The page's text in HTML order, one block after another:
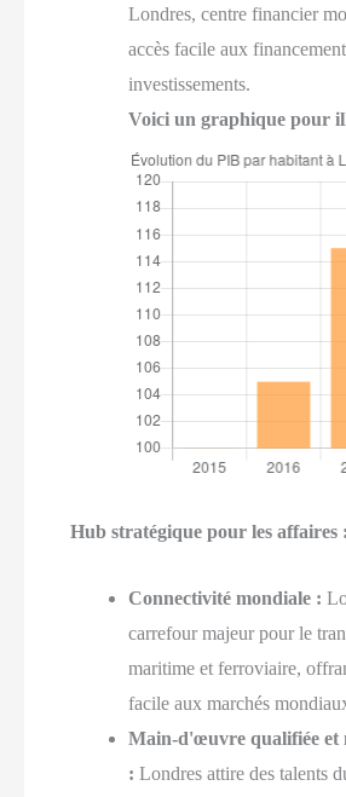
Londres, centre financier
accès facile aux
investissements.
Voici un graphique pour
Hub stratégique pour les affaires :
Connectivité mondiale :
carrefour majeur pour le
maritime et ferroviaire,
facile aux marchés
Main-d'œuvre qualifiée et
: Londres attire des talents